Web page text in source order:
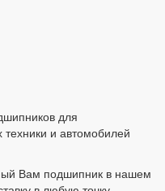
для
и автомобилей
Вам подшипник в нашем